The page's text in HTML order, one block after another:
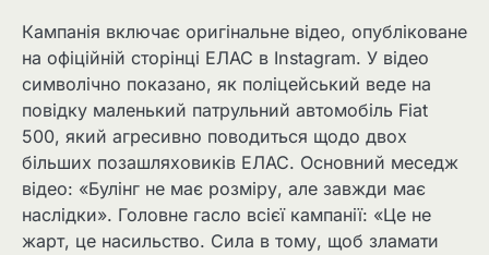
Кампанія включає оригінальне відео, опубліковане
на офіційній сторінці ЕЛАС в Instagram. У відео
символічно показано, як поліцейський веде на
повідку маленький патрульний автомобіль Fiat
500, який агресивно поводиться щодо двох
більших позашляховиків ЕЛАС. Основний меседж
відео: «Булінг не має розміру, але завжди має
наслідки». Головне гасло всієї кампанії: «Це не
жарт, це насильство. Сила в тому, щоб зламати